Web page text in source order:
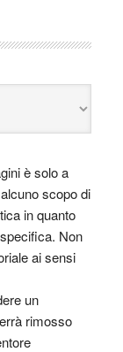
è solo a
scopo di
in quanto
Non
ai sensi
un
rimosso